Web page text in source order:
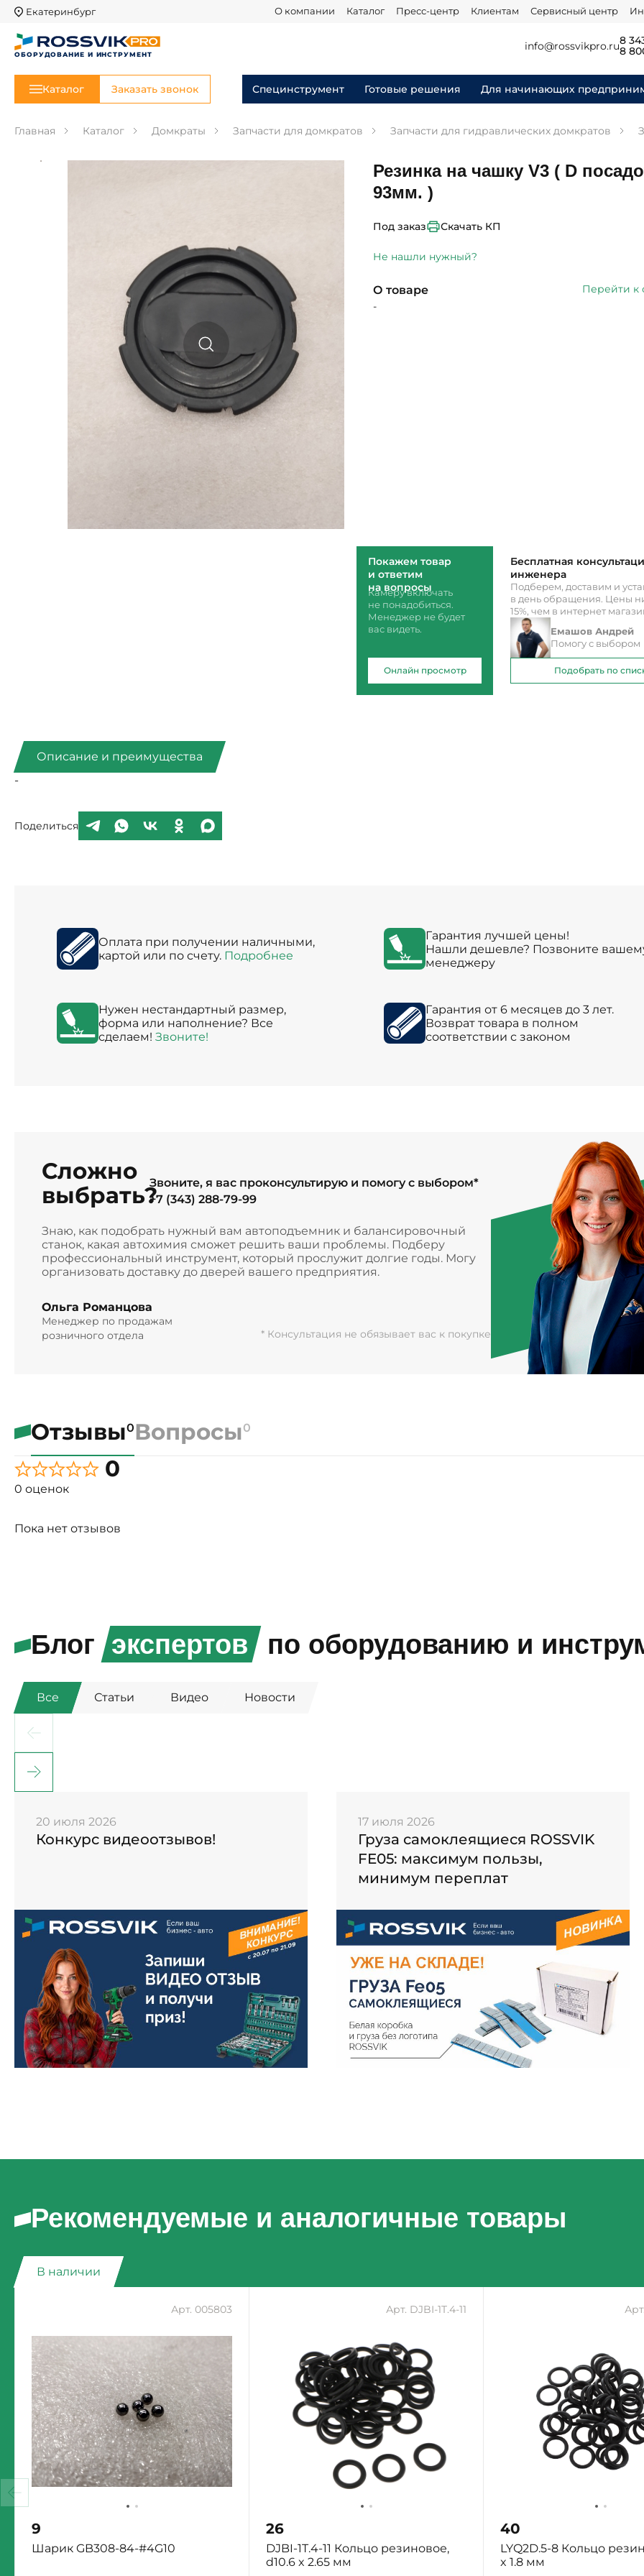
Екатеринбург О компании Каталог Пресс-центр Клиентам Сервисный центр
ОБОРУДОВАНИЕ И ИНСТРУМЕНТ
info@rossvikpro.ru8
8
Каталог Заказать звонок Специнструмент Готовые решения Для начинающих
Главная Каталог Домкраты Запчасти для домкратов Запчасти для гидравлических домкратов
Резинка на чашку V3 ( D
93мм. )
Под заказ Скачать КП
Не нашли нужный?
О товаре
Перейти к
-
Покажем товар
и ответим
на вопросы
Камеру включать
не понадобиться.
Менеджер не будет
вас видеть.
Онлайн просмотр
Бесплатная
инженера
Подберем, доставим и
в день обращения. Цены
15%, чем в интернет
Емашов Андрей
Помогу с выбором
Подобрать по
Описание и преимущества
-
Поделиться
Оплата при получении наличными,
картой или по счету. Подробнее
Гарантия лучшей цены!
Нашли дешевле? Позвоните
менеджеру
Нужен нестандартный размер,
форма или наполнение? Все
сделаем! Звоните!
Гарантия от 6 месяцев до 3 лет.
Возврат товара в полном
соответствии с законом
Сложно
выбрать?Звоните, я вас проконсультирую и помогу с выбором*
+7 (343) 288-79-99
Знаю, как подобрать нужный вам автоподъемник и балансировочный
станок, какая автохимия сможет решить ваши проблемы. Подберу
профессиональный инструмент, который прослужит долгие годы. Могу
организовать доставку до дверей вашего предприятия.
Ольга Романцова
Менеджер по продажам
розничного отдела
* Консультация не обязывает вас к покупке
Отзывы0Вопросы0
0
0 оценок
Пока нет отзывов
Блог экспертов по оборудованию и
Все Статьи Видео Новости
20 июля 2026
Конкурс видеоотзывов!
17 июля 2026
Груза самоклеящиеся ROSSVIK
FE05: максимум пользы,
минимум переплат
Рекомендуемые и аналогичные товары
В наличии
Арт. 005803
9
Шарик GB308-84-#4G10
Арт. DJBI-1T.4-11
26
DJBI-1T.4-11 Кольцо резиновое,
d10.6 x 2.65 мм
40
LYQ2D.5-8 Кольцо
x 1.8 мм